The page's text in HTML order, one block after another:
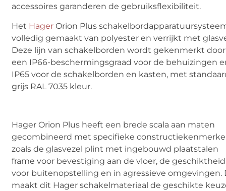
accessoires garanderen de gebruiksflexibiliteit.
Het HagerOrion Plus
volledig gemaakt van polyester en verrijkt met
Deze lijn van schakelborden wordt gekenmerkt door
een IP66-beschermingsgraad voor de behuizingen
IP65 voor de schakelborden en kasten, met
grijs RAL 7035 kleur.
Hager Orion Plus heeft een brede scala aan maten
gecombineerd met specifieke
zoals de glasvezel plint met ingebouwd plaatstalen
frame voor bevestiging aan de vloer, de geschiktheid
voor buitenopstelling en in agressieve omgevingen.
maakt dit Hager schakelmateriaal de geschikte